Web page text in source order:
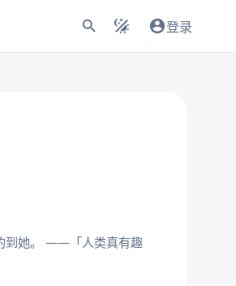
登录
到她。 ——「人类真有趣